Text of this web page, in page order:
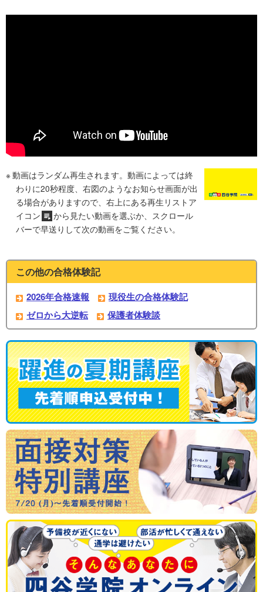
動画はランダム再生されます。動画によっては終
わりに20秒程度、右図のようなお知らせ画面が出
る場合がありますので、右上にある再生リストア
イコン
から見たい動画を選ぶか、スクロール
バーで早送りして次の動画をご覧ください。
この他の合格体験記
2026年合格速報
現役生の合格体験記
ゼロから大逆転
保護者体験談